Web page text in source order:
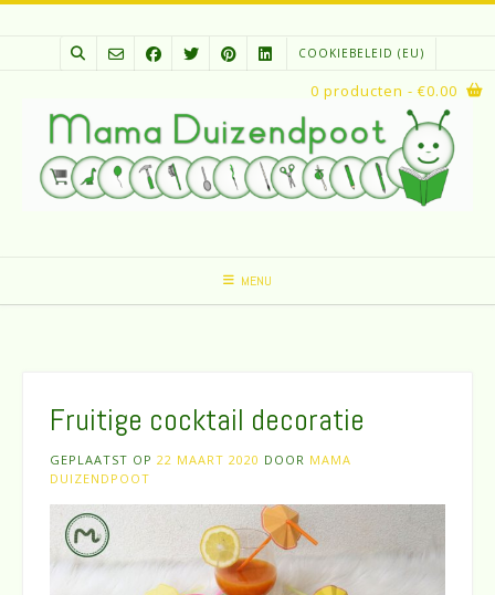
Spring
COOKIEBELEID (EU)
MENU
0 producten - €0.00
Fruitige cocktail decoratie
GEPLAATST OP 22 MAART 2020 DOOR MAMA
DUIZENDPOOT